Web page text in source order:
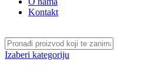
Kontakt
Izaberi kategoriju